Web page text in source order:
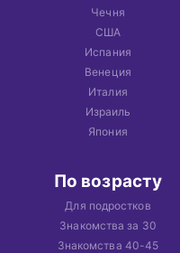
Чечня
США
Испания
Венеция
Италия
Израиль
Япония
По возрасту
Для подростков
Знакомства за 30
Знакомства 40-45